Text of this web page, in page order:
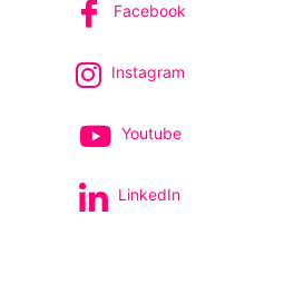
Facebook
Instagram
Youtube
LinkedIn